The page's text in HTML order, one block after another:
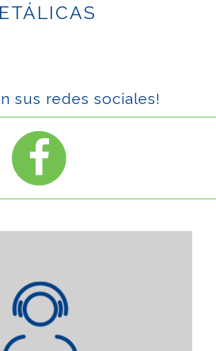
sus redes sociales!